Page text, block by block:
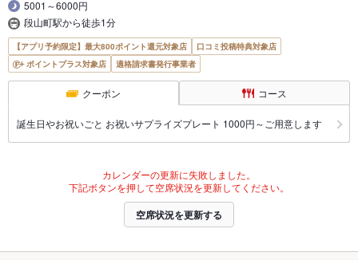
5001～6000円
段山町駅から徒歩1分
【アプリ予約限定】最大800ポイント還元対象店
口コミ投稿特典対象店
ポイントプラス対象店
適格請求書発行事業者
クーポン コース
誕生日やお祝いごと お祝いサプライズプレート 1000円～ご用意します
カレンダーの更新に失敗しました。
下記ボタンを押して空席状況を更新してください。
空席状況を更新する